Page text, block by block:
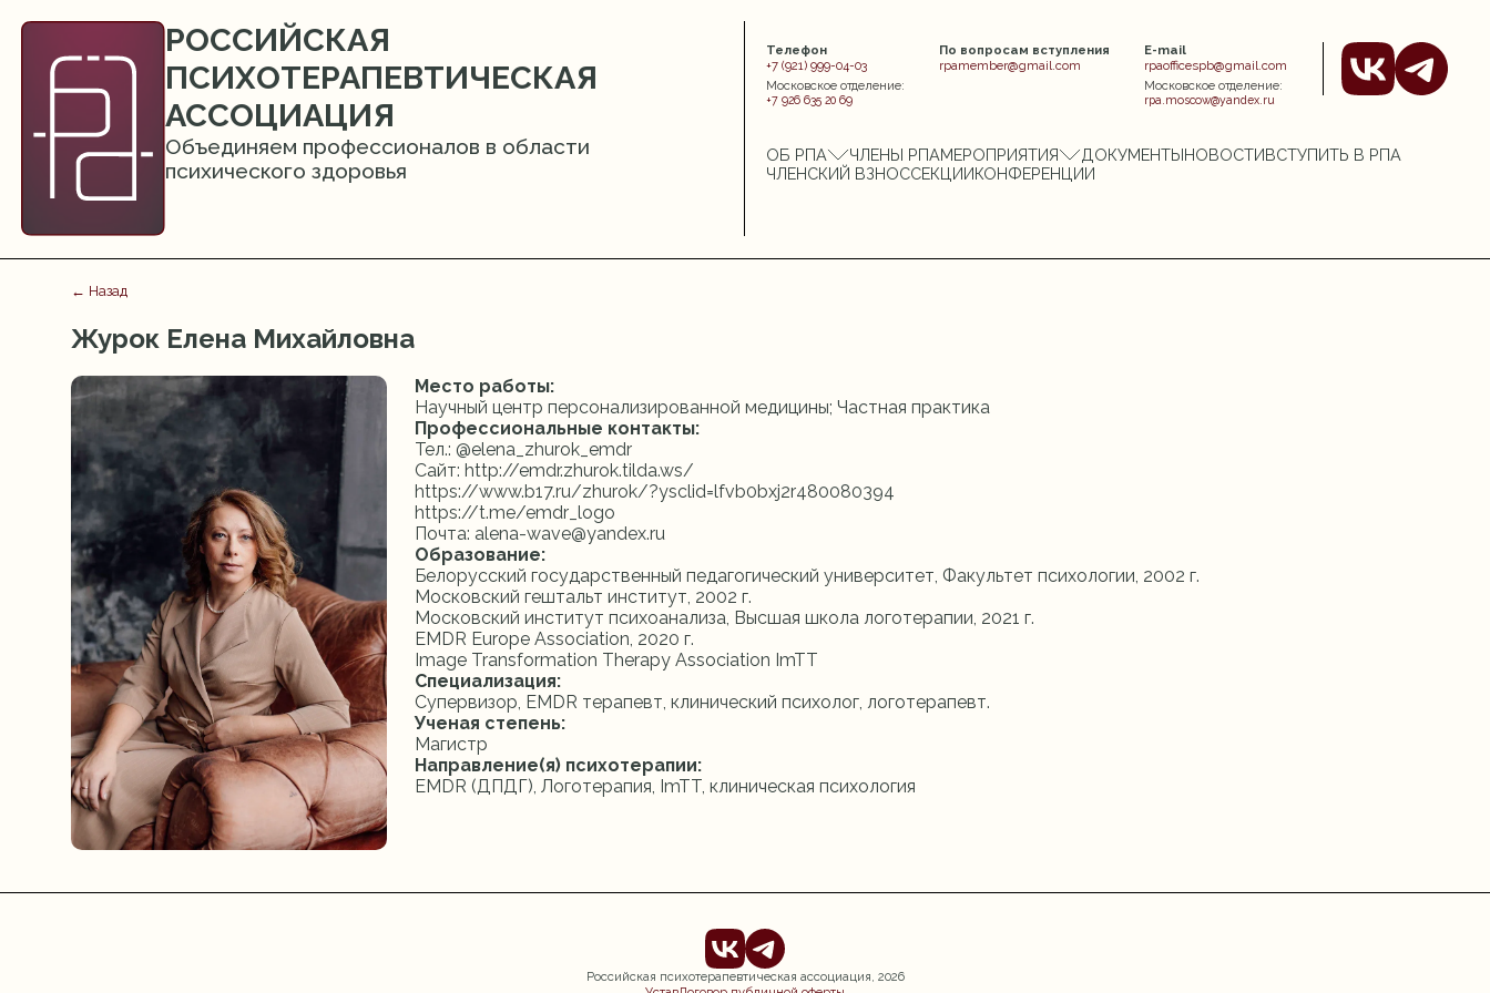
РОССИЙСКАЯ
ПСИХОТЕРАПЕВТИЧЕСКАЯ
АССОЦИАЦИЯ
Объединяем профессионалов в области
психического здоровья
Телефон
+7 (921) 999-04-03
Московское отделение:
+7 926 635 20 69
По вопросам вступления
rpamember@gmail.com
E-mail
rpaofficespb@gmail.com
Московское отделение:
rpa.moscow@yandex.ru
ОБ РПА ЧЛЕНЫ РПАМЕРОПРИЯТИЯ ДОКУМЕНТЫНОВОСТИВСТУПИТЬ В РПА
ЧЛЕНСКИЙ ВЗНОССЕКЦИИКОНФЕРЕНЦИИ
← Назад
Журок Елена Михайловна
Место работы:
Научный центр персонализированной медицины; Частная практика
Профессиональные контакты:
Тел.: @elena_zhurok_emdr
Сайт: http://emdr.zhurok.tilda.ws/
https://www.b17.ru/zhurok/?ysclid=lfvb0bxj2r480080394
https://t.me/emdr_logo
Почта: alena-wave@yandex.ru
Образование:
Белорусский государственный педагогический университет, Факультет психологии, 2002 г.
Московский гештальт институт, 2002 г.
Московский институт психоанализа, Высшая школа логотерапии, 2021 г.
EMDR Europe Association, 2020 г.
Image Transformation Therapy Association ImTT
Специализация:
Супервизор, EMDR терапевт, клинический психолог, логотерапевт.
Ученая степень:
Магистр
Направление(я) психотерапии:
EMDR (ДПДГ), Логотерапия, ImTT, клиническая психология
Российская психотерапевтическая ассоциация, 2026